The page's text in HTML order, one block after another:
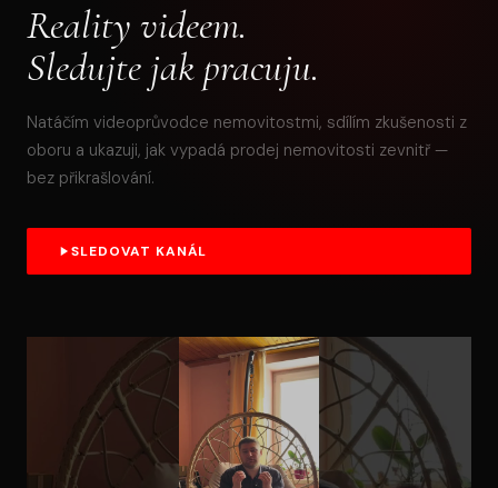
Reality videem.
Sledujte jak pracuju.
Natáčím videoprůvodce nemovitostmi, sdílím zkušenosti z
oboru a ukazuji, jak vypadá prodej nemovitosti zevnitř —
bez přikrašlování.
SLEDOVAT KANÁL